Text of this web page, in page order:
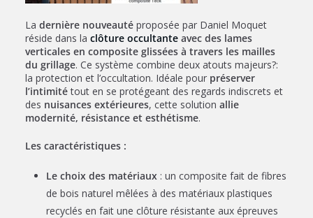
La dernière nouveauté proposée par Daniel Moquet
réside dans la clôture occultante avec des lames
verticales en composite glissées à travers les mailles
du grillage. Ce système combine deux atouts majeurs?:
la protection et l’occultation. Idéale pour préserver
l’intimitétout en se protégeant des regards indiscrets et
des nuisances extérieures, cette solution allie
modernité, résistance et esthétisme.
Les caractéristiques :
Le choix des matériaux : un composite fait de fibres
de bois naturel mêlées à des matériaux plastiques
recyclés en fait une clôture résistante aux épreuves